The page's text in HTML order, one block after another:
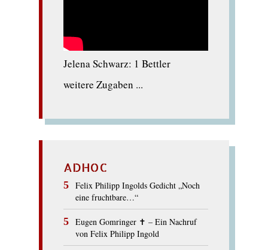
Jelena Schwarz: 1 Bettler
weitere Zugaben ...
ADHOC
Felix Philipp Ingolds Gedicht „Noch
eine fruchtbare…“
Eugen Gomringer ✝︎ – Ein Nachruf
von Felix Philipp Ingold